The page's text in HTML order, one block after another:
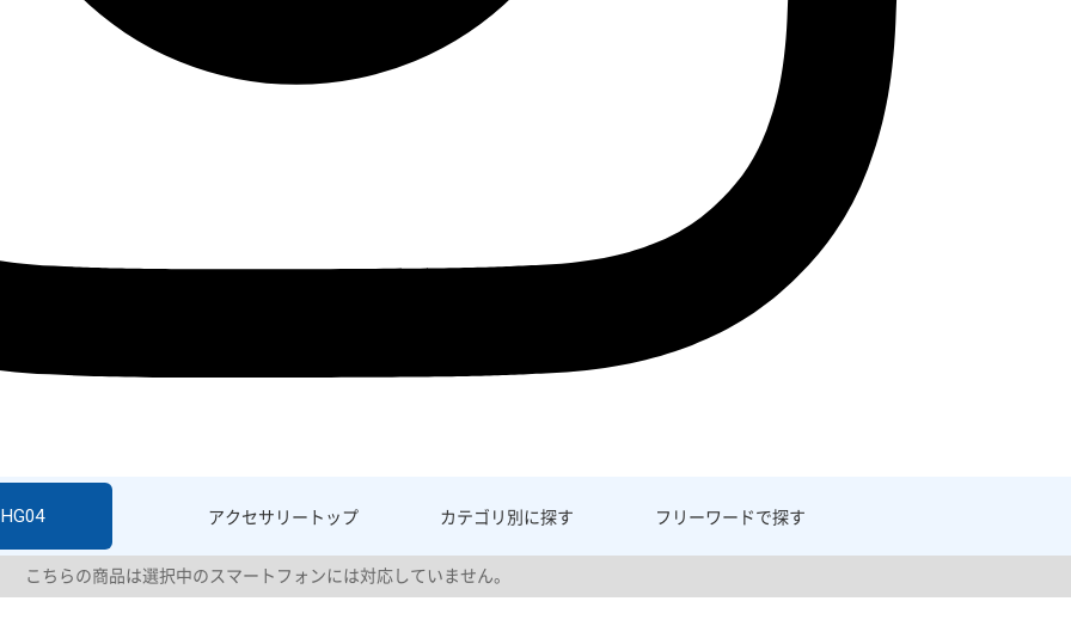
アクセサリー トップ カテゴリ別に探す フリーワードで探す
こちらの商品は選択中のスマートフォンには対応していません。